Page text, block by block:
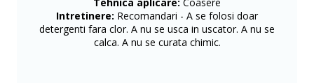
Intretinere: Recomandari - A se folosi doar
detergenti fara clor. A nu se usca in uscator. A nu se
calca. A nu se curata chimic.